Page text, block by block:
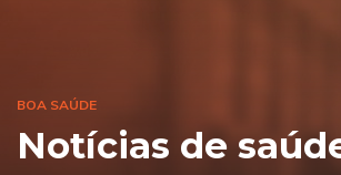
BOA SAÚDE
Notícias de